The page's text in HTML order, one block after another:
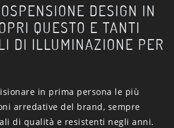
DESIGN IN
QUESTO E TANTI
DI ILLUMINAZIONE PER
in prima persona le più
arredative del brand, sempre
di qualità e resistenti negli anni.